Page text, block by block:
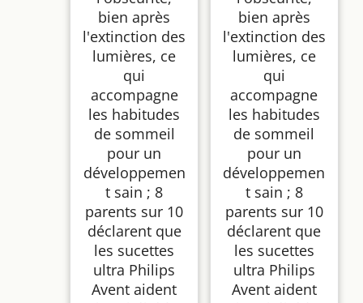
bien après
l'extinction des
lumières, ce
qui
accompagne
les habitudes
de sommeil
pour un
développemen
t sain ; 8
parents sur 10
déclarent que
les sucettes
ultra Philips
Avent aident
bien après
l'extinction des
lumières, ce
qui
accompagne
les habitudes
de sommeil
pour un
développemen
t sain ; 8
parents sur 10
déclarent que
les sucettes
ultra Philips
Avent aident